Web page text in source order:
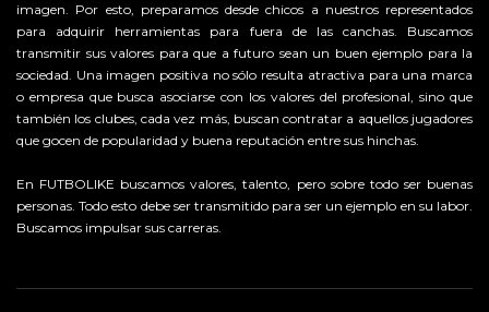
imagen. Por esto, preparamos desde chicos a nuestros representados
para adquirir herramientas para fuera de las canchas. Buscamos
transmitir sus valores para que a futuro sean un buen ejemplo para la
sociedad. Una imagen positiva no sólo resulta atractiva para una marca
o empresa que busca asociarse con los valores del profesional, sino que
también los clubes, cada vez más, buscan contratar a aquellos jugadores
que gocen de popularidad y buena reputación entre sus hinchas.
En FUTBOLIKE buscamos valores, talento, pero sobre todo ser buenas
personas. Todo esto debe ser transmitido para ser un ejemplo en su labor.
Buscamos impulsar sus carreras.